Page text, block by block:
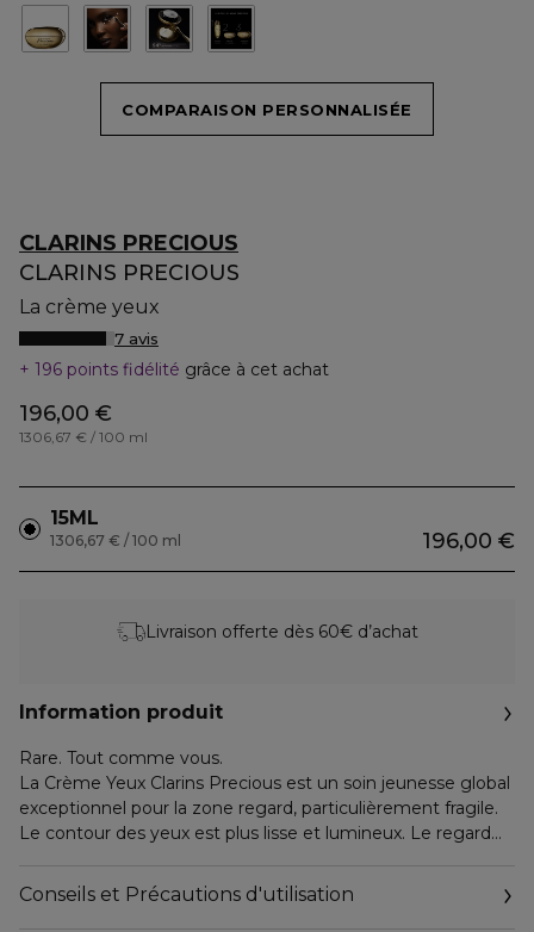
COMPARAISON PERSONNALISÉE
CLARINS PRECIOUS
CLARINS PRECIOUS
La crème yeux
7 avis
196 points fidélité grâce à cet achat
196,00 €
1306,67 € / 100 ml
15ML
196,00 €
1306,67 € / 100 ml
Livraison offerte dès 60€ d’achat
Information produit
Rare. Tout comme vous.
La Crème Yeux Clarins Precious est un soin jeunesse global
exceptionnel pour la zone regard, particulièrement fragile.
Le contour des yeux est plus lisse et lumineux. Le regard
jour, la peau du contour de l’œil est plus ferme, repulpée,
plus forte. L'efficacité du soin est renforcée par l'utilisation
Conseils et Précautions d'utilisation